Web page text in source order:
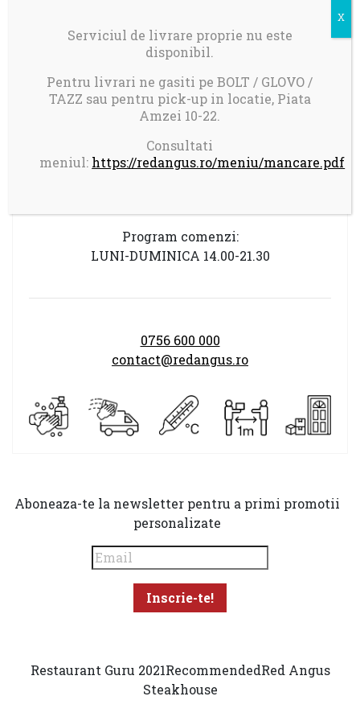
Comanda minima: 100 ron
Taxa transport 17 ron pentru comenzi mai
Program comenzi:
LUNI-DUMINICA 14.00-21.30
0756 600 000
contact@redangus.ro
Aboneaza-te la newsletter pentru a primi promotii
personalizate
Restaurant Guru 2021RecommendedRed Angus
Steakhouse
Serviciul de livrare proprie nu este
disponibil.
Pentru livrari ne gasiti pe BOLT / GLOVO /
TAZZ sau pentru pick-up in locatie, Piata
Amzei 10-22.
Consultati
meniul: https://redangus.ro/meniu/mancare.pdf